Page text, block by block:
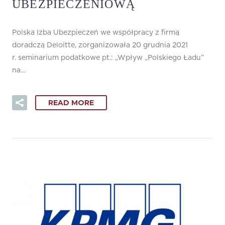
UBEZPIECZENIOWĄ
Polska Izba Ubezpieczeń we współpracy z firmą
doradczą Deloitte, zorganizowała 20 grudnia 2021
r. seminarium podatkowe pt.: „Wpływ „Polskiego Ładu”
na…
READ MORE